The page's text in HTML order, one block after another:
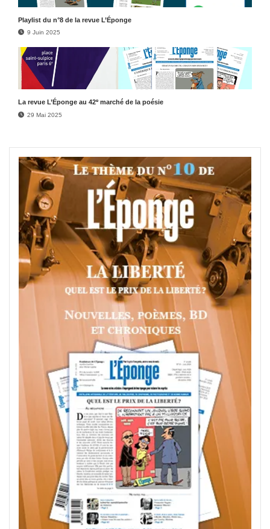
Play­list du n°8 de la revue L’Éponge
9 Juin 2025
La revue L’Éponge au 42e marché de la poésie
29 Mai 2025